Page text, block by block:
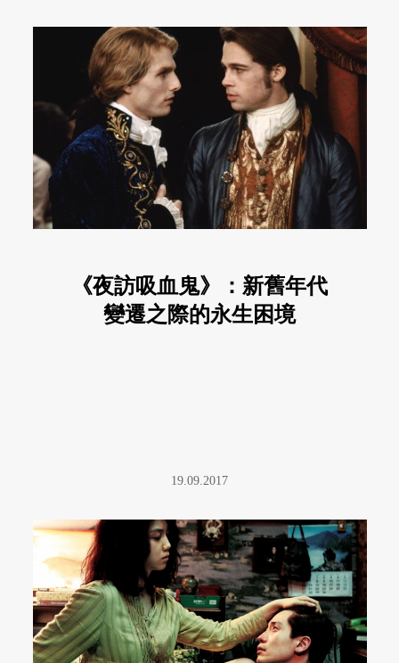
《夜訪吸血鬼》：新舊年代
變遷之際的永生困境
19.09.2017